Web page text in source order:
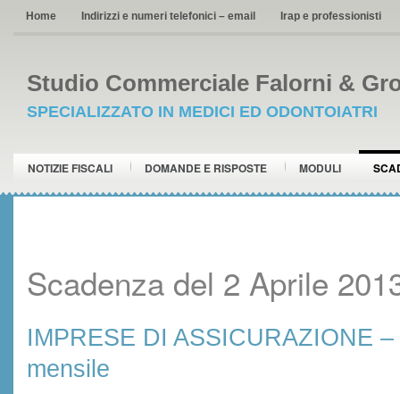
Home Indirizzi e numeri telefonici – email Irap e professionisti
Studio Commerciale Falorni &
SPECIALIZZATO IN MEDICI ED ODONTOIATRI
NOTIZIE FISCALI DOMANDE E RISPOSTE MODULI
Scadenza del 2 Aprile
IMPRESE DI ASSICURAZIONE
mensile